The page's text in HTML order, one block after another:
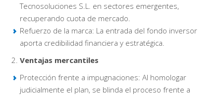
Tecnosoluciones S.L. en sectores emergentes,
recuperando cuota de mercado.
Refuerzo de la marca: La entrada del fondo inversor
aporta credibilidad financiera y estratégica.
Ventajas mercantiles
Protección frente a impugnaciones: Al homologar
judicialmente el plan, se blinda el proceso frente a